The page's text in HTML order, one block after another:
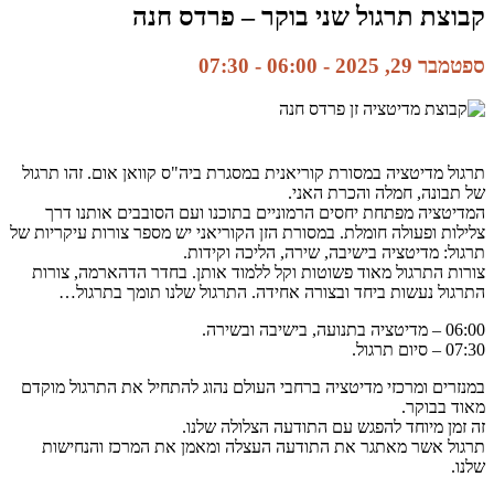
קבוצת תרגול שני בוקר – פרדס חנה
ספטמבר 29, 2025 - 06:00 -
07:30
תרגול מדיטציה במסורת קוריאנית במסגרת ביה"ס קוואן אום. זהו תרגול
של תבונה, חמלה והכרת האני.
המדיטציה מפתחת יחסים הרמוניים בתוכנו ועם הסובבים אותנו דרך
צלילות ופעולה חומלת. במסורת הזן הקוריאני יש מספר צורות עיקריות של
תרגול: מדיטציה בישיבה, שירה, הליכה וקידות.
צורות התרגול מאוד פשוטות וקל ללמוד אותן. בחדר הדהארמה, צורות
התרגול נעשות ביחד ובצורה אחידה. התרגול שלנו תומך בתרגול…
06:00 – מדיטציה בתנועה, בישיבה ובשירה.
07:30 – סיום תרגול.
במנזרים ומרכזי מדיטציה ברחבי העולם נהוג להתחיל את התרגול מוקדם
מאוד בבוקר.
זה זמן מיוחד להפגש עם התודעה הצלולה שלנו.
תרגול אשר מאתגר את התודעה העצלה ומאמן את המרכז והנחישות
שלנו.